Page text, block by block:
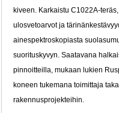
kiveen. Karkaistu C1022A-
ulosvetoarvot ja
ainespektroskopiasta
suorituskyvyn. Saatavana
pinnoitteilla, mukaan lukien
koneen tukemana toimittaja
rakennusprojekteihin.